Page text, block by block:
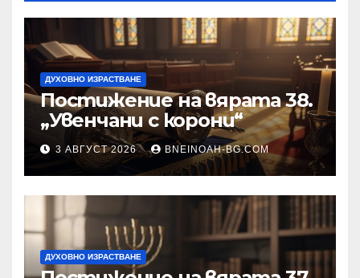
ДУХОВНО ИЗРАСТВАНЕ
Постижение на вярата 38.
„Увенчани с корони“
3 АВГУСТ 2026 BNEINOAH-BG.COM
ДУХОВНО ИЗРАСТВАНЕ